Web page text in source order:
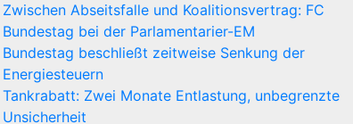
Zwischen Abseitsfalle und Koalitionsvertrag: FC
Bundestag bei der Parlamentarier-EM
Bundestag beschließt zeitweise Senkung der
Energiesteuern
Tankrabatt: Zwei Monate Entlastung, unbegrenzte
Unsicherheit